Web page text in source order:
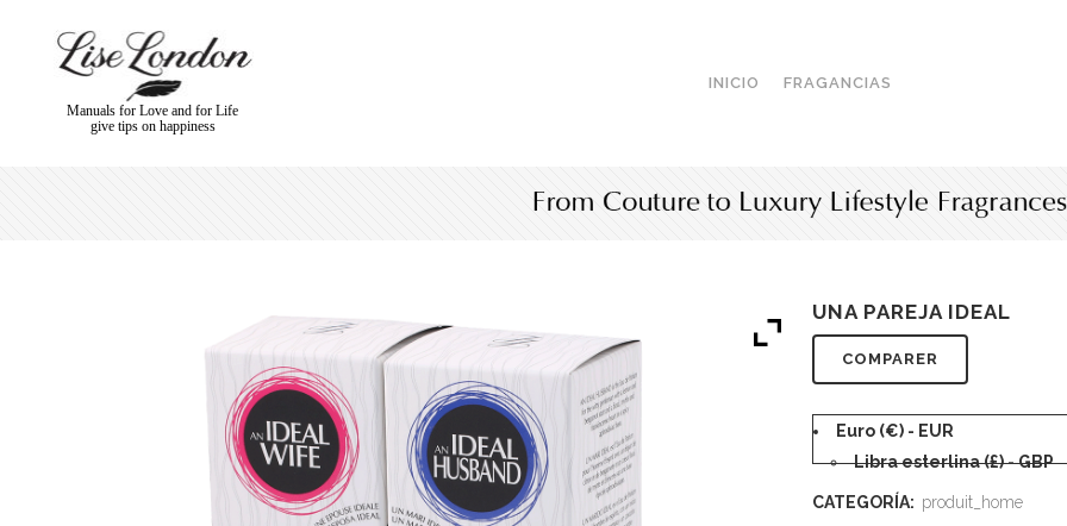
Manuals for Love and for Life
give tips on happiness
INICIO FRAGANCIAS
UNA PAREJA IDEAL
COMPARER
Euro (€) - EUR
Libra esterlina (£) - GBP
CATEGORÍA: produit_home